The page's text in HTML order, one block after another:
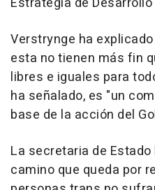
Verstrynge ha
esta no tienen más fin
libres e iguales para
ha señalado, es "un
base de la acción del
La secretaria de
camino que queda por